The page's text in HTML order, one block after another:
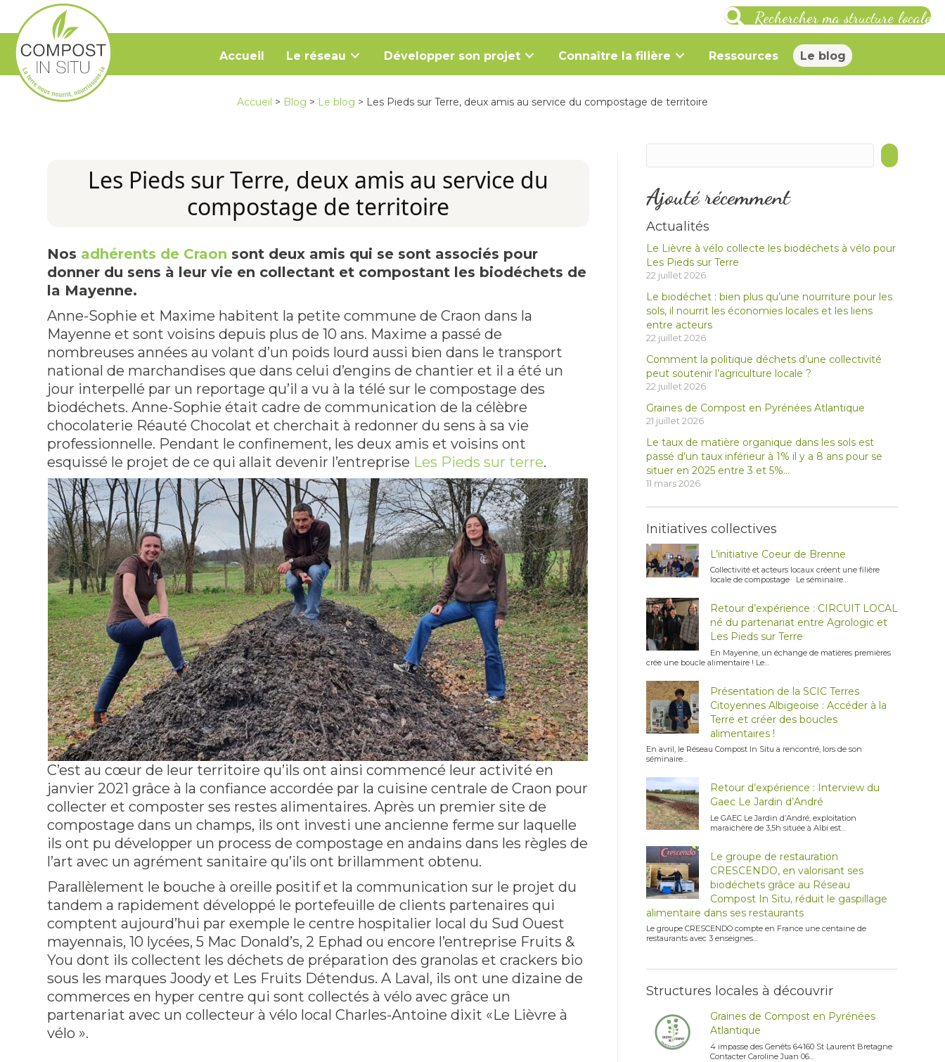
Rechercher ma structure locale
Accueil Le réseau Développer son projet Connaître la filière Ressources Le blog
Accueil > Blog > Le blog > Les Pieds sur Terre, deux amis au service du compostage de territoire
Les Pieds sur Terre, deux amis au service du
compostage de territoire
Nos adhérents de Craon sont deux amis qui se sont associés pour
donner du sens à leur vie en collectant et compostant les biodéchets de
la Mayenne.
Anne-Sophie et Maxime habitent la petite commune de Craon dans la
Mayenne et sont voisins depuis plus de 10 ans. Maxime a passé de
nombreuses années au volant d’un poids lourd aussi bien dans le transport
national de marchandises que dans celui d’engins de chantier et il a été un
jour interpellé par un reportage qu’il a vu à la télé sur le compostage des
biodéchets. Anne-Sophie était cadre de communication de la célèbre
chocolaterie Réauté Chocolat et cherchait à redonner du sens à sa vie
professionnelle. Pendant le confinement, les deux amis et voisins ont
esquissé le projet de ce qui allait devenir l’entreprise Les Pieds sur terre.
C’est au cœur de leur territoire qu’ils ont ainsi commencé leur activité en
janvier 2021 grâce à la confiance accordée par la cuisine centrale de Craon pour
collecter et composter ses restes alimentaires. Après un premier site de
compostage dans un champs, ils ont investi une ancienne ferme sur laquelle
ils ont pu développer un process de compostage en andains dans les règles de
l’art avec un agrément sanitaire qu’ils ont brillamment obtenu.
Parallèlement le bouche à oreille positif et la communication sur le projet du
tandem a rapidement développé le portefeuille de clients partenaires qui
comptent aujourd’hui par exemple le centre hospitalier local du Sud Ouest
mayennais, 10 lycées, 5 Mac Donald’s, 2 Ephad ou encore l’entreprise Fruits &
You dont ils collectent les déchets de préparation des granolas et crackers bio
sous les marques Joody et Les Fruits Détendus. A Laval, ils ont une dizaine de
commerces en hyper centre qui sont collectés à vélo avec grâce un
partenariat avec un collecteur à vélo local Charles-Antoine dixit «Le Lièvre à
vélo ».
Ajouté récemment
Actualités
Le Lièvre à vélo collecte les biodéchets à vélo pour
Les Pieds sur Terre
22 juillet 2026
Le biodéchet : bien plus qu’une nourriture pour les
sols, il nourrit les économies locales et les liens
entre acteurs
22 juillet 2026
Comment la politique déchets d’une collectivité
peut soutenir l’agriculture locale ?
22 juillet 2026
Graines de Compost en Pyrénées Atlantique
21 juillet 2026
Le taux de matière organique dans les sols est
passé d’un taux inférieur à 1% il y a 8 ans pour se
situer en 2025 entre 3 et 5%…
11 mars 2026
Initiatives collectives
L’initiative Coeur de Brenne
Collectivité et acteurs locaux créent une filière
locale de compostage Le séminaire…
Retour d’expérience : CIRCUIT LOCAL
né du partenariat entre Agrologic et
Les Pieds sur Terre
En Mayenne, un échange de matières premières
crée une boucle alimentaire ! Le…
Présentation de la SCIC Terres
Citoyennes Albigeoise : Accéder à la
Terre et créer des boucles
alimentaires !
En avril, le Réseau Compost In Situ a rencontré, lors de son
séminaire…
Retour d’expérience : Interview du
Gaec Le Jardin d’André
Le GAEC Le Jardin d’André, exploitation
maraichère de 3,5h située à Albi est…
Le groupe de restauration
CRESCENDO, en valorisant ses
biodéchets grâce au Réseau
Compost In Situ, réduit le gaspillage
alimentaire dans ses restaurants
Le groupe CRESCENDO compte en France une centaine de
restaurants avec 3 enseignes…
Structures locales à découvrir
Graines de Compost en Pyrénées
Atlantique
4 impasse des Genêts 64160 St Laurent Bretagne
Contacter Caroline Juan 06…